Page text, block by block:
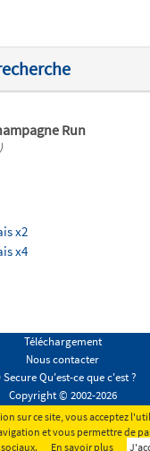
Run
x2
x4
Téléchargement
Nous contacter
Secure Qu'est-ce que c'est ?
Copyright © 2002-2026
Conditions générales
Mentions légales
sur ce site, vous acceptez
et vous permettre de
En savoir plus